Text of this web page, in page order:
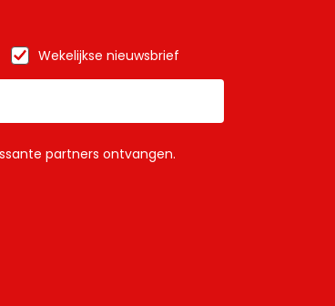
Wekelijkse nieuwsbrief
partners ontvangen.